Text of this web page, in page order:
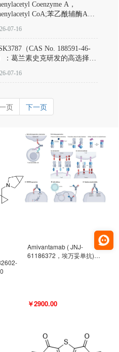
Coenzyme A，
CoA;苯乙酰辅酶A
07-16
（CAS No. 188591-46-
：葛兰素史克研发的高选择
，被广泛视为研究PPARδ核
药理机制的金标准化学探
。
07-16
页 下一页
Amivantamab ( JNJ-
61186372，埃万妥单抗)
￥2900.00